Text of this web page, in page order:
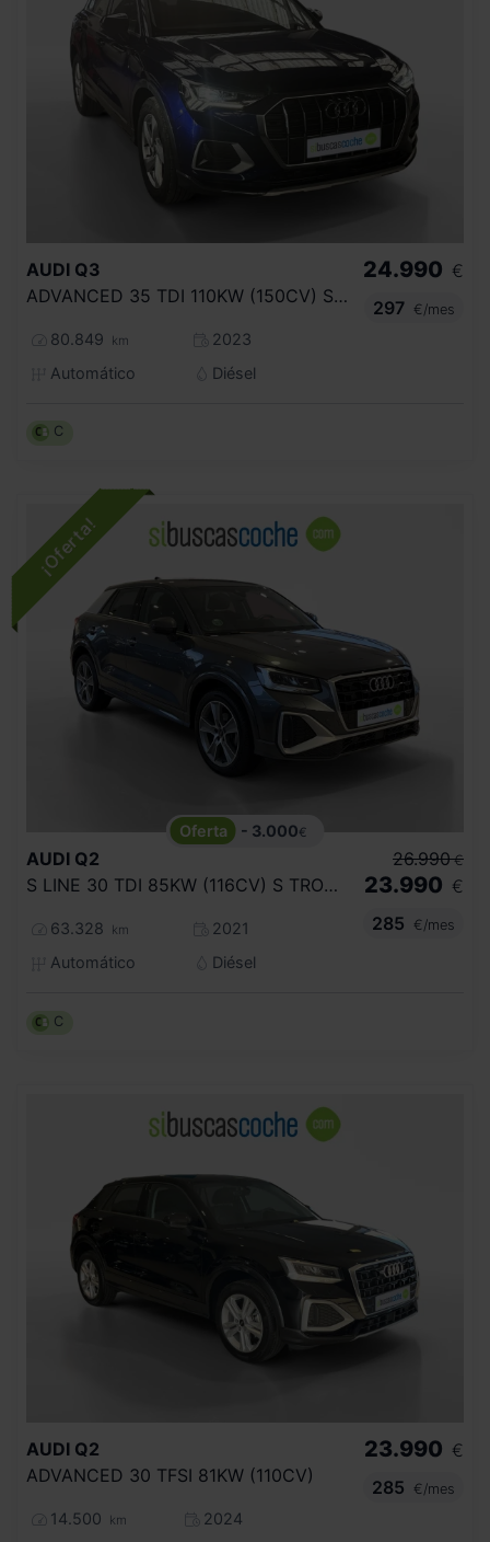
AUDI Q3
ADVANCED 35 TDI 110KW (150CV) S TRONIC
80.849 km
2023
Automático
Diésel
24.990 €
297
€/mes
C
- 3.000€
AUDI Q2
S LINE 30 TDI 85KW (116CV) S TRONIC
63.328 km
2021
Automático
Diésel
26.990 €
23.990 €
285
€/mes
C
AUDI Q2
ADVANCED 30 TFSI 81KW (110CV)
14.500 km 2024
23.990 €
285
€/mes